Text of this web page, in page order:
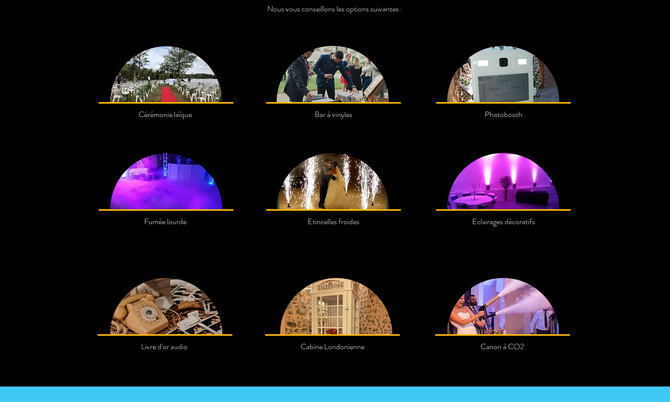
Nous vous conseillons les options suivantes :
Cérémonie laïque
Fumée lourde
Bar à vinyles
Etincelles froides
Photobooth
Eclairages décoratifs
Livre d'or audio Cabine Londonienne Canon à CO2